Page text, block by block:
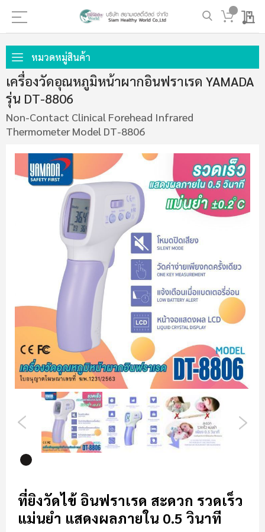
My
ไป
ที่
เนื้อหา
หมวดหมู่สินค้า
เครื่องวัดอุณหภูมิหน้าผากอินฟราเรด YAMADA
รุ่น DT-8806
Non-Contact Clinical Forehead Infrared
Thermometer Model DT-8806
ไป
ไป
ที่
ส่วน
ที่ยิงวัดไข้ อินฟราเรด สะดวก รวดเร็ว
แม่นยำ แสดงผลภายใน 0.5 วินาที